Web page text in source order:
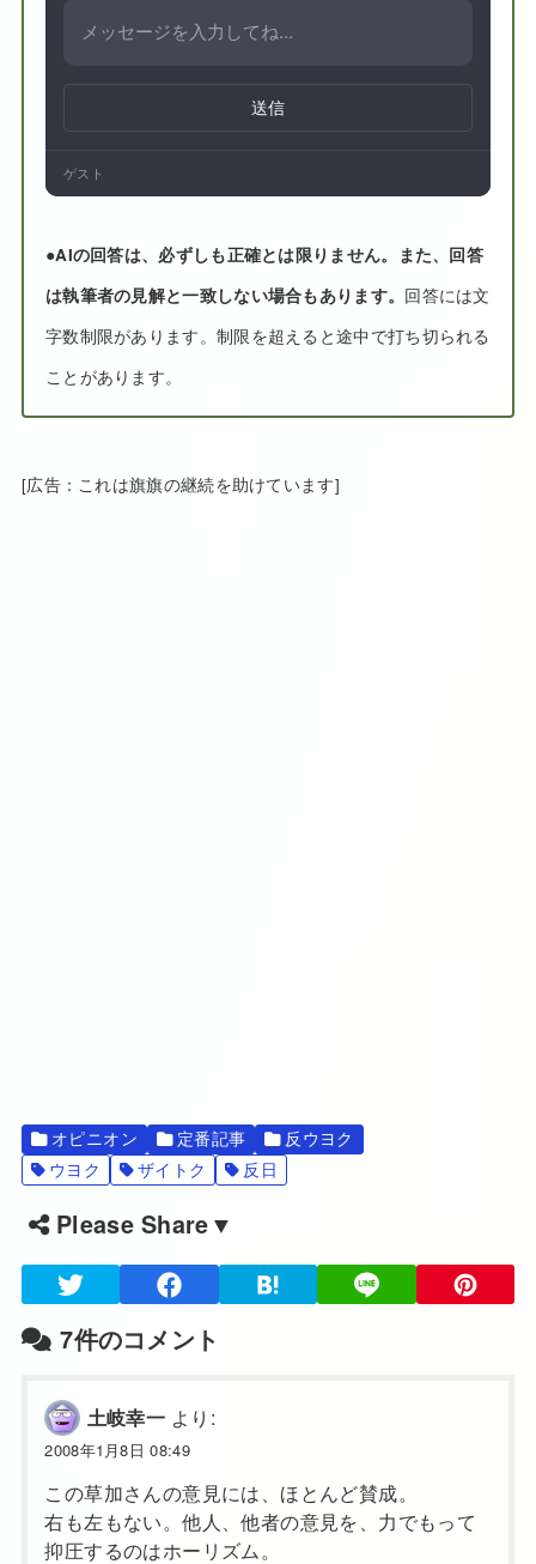
送信
ゲスト
●AIの回答は、必ずしも正確とは限りません。また、回答
は執筆者の見解と一致しない場合もあります。 回答には文
字数制限があります。制限を超えると途中で打ち切られる
ことがあります。
[広告：これは旗旗の継続を助けています]
オピニオン 定番記事
反ウヨク
ウヨク
ザイトク 反日
Please Share▼
7件のコメント
土岐幸一 より:
2008年1月8日 08:49
この草加さんの意見には、ほとんど賛成。
右も左もない。他人、他者の意見を、力でもって
抑圧するのはホーリズム。